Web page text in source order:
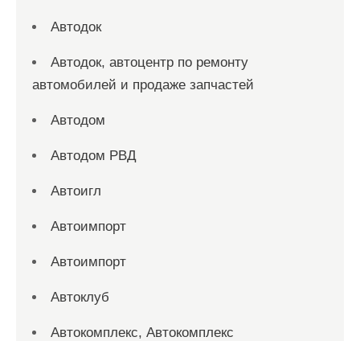
Автодок
Автодок, автоцентр по ремонту
автомобилей и продаже запчастей
Автодом
Автодом РВД
Автоигл
Автоимпорт
Автоимпорт
Автоклуб
Автокомплекс, Автокомплекс